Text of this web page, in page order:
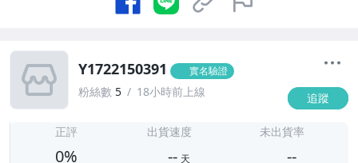
Y1722150391 實名驗證
粉絲數 5 18小時前上線 追蹤
正評
0%
出貨速度
-- 天
未出貨率
--